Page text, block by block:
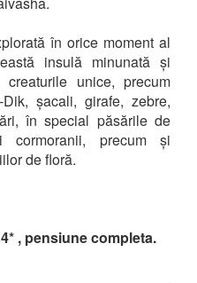
în orice moment al
insulă minunată și
unice, precum
șacali, girafe, zebre,
în special păsările de
precum și
de floră.
, pensiune completa.